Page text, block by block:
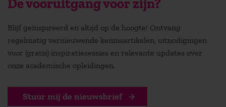
De vooruitgang voor zijn?
Blijf geïnspireerd en altijd op de hoogte! Ontvang
regelmatig vernieuwende kennisartikelen, uitnodigingen
voor (gratis) inspiratiesessies en relevante updates over
onze academische opleidingen.
Stuur mij de nieuwsbrief